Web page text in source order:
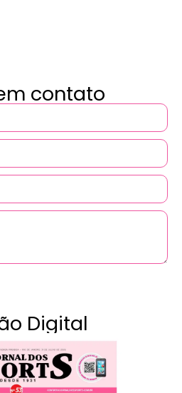
contato
Digital